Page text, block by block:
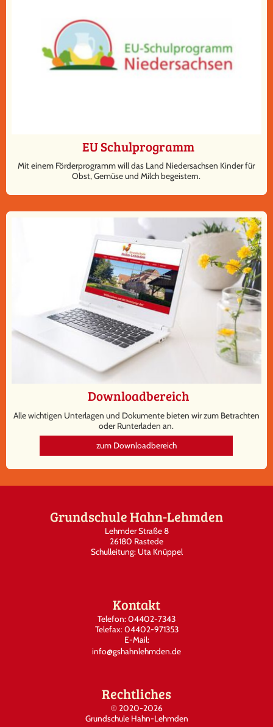
EU Schulprogramm
Mit einem Förderprogramm will das Land Niedersachsen Kinder für
Obst, Gemüse und Milch begeistern.
Downloadbereich
Alle wichtigen Unterlagen und Dokumente bieten wir zum Betrachten
oder Runterladen an.
zum Downloadbereich
Grundschule Hahn-Lehmden
Lehmder Straße 8
26180 Rastede
Schulleitung: Uta Knüppel
Kontakt
Telefon: 04402-7343
Telefax: 04402-971353
E-Mail:
info@gshahnlehmden.de
Rechtliches
©2020-2026
Grundschule Hahn-Lehmden